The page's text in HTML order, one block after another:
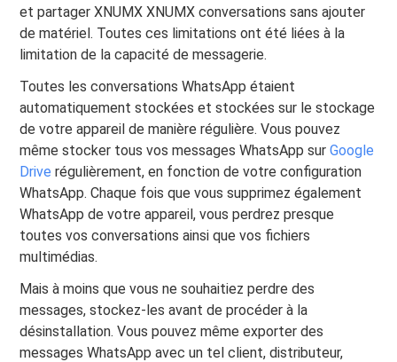
et partager XNUMX XNUMX conversations sans ajouter
de matériel. Toutes ces limitations ont été liées à la
limitation de la capacité de messagerie.
Toutes les conversations WhatsApp étaient
automatiquement stockées et stockées sur le stockage
de votre appareil de manière régulière. Vous pouvez
même stocker tous vos messages WhatsApp sur Google
Drive régulièrement, en fonction de votre configuration
WhatsApp. Chaque fois que vous supprimez également
WhatsApp de votre appareil, vous perdrez presque
toutes vos conversations ainsi que vos fichiers
multimédias.
Mais à moins que vous ne souhaitiez perdre des
messages, stockez-les avant de procéder à la
désinstallation. Vous pouvez même exporter des
messages WhatsApp avec un tel client, distributeur,